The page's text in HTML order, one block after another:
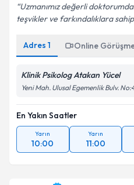
Uzmanımız değerli
teşvikler ve farkındalıklara
Adres 1 Online
Klinik Psikolog Atakan Yücel
Yeni Mah. Ulusal Egemenlik Bulv.
En Yakın Saatler
Yarın
10:00
Yarın
11:00